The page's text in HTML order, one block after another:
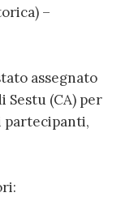
–
assegnato
Sestu (CA) per
partecipanti,